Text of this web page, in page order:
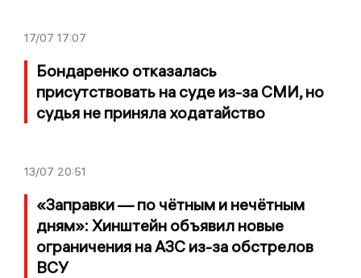
17/07 17:07
Бондаренко отказалась
присутствовать на суде из-за СМИ, но
судья не приняла ходатайство
13/07 20:51
«Заправки — по чётным и нечётным
дням»: Хинштейн объявил новые
ограничения на АЗС из-за обстрелов
ВСУ